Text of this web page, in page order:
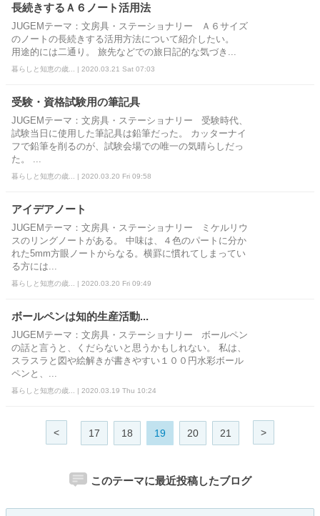
長続きするＡ６ノート活用法
JUGEMテーマ：文房具・ステーショナリー Ａ６サイズ
のノートの長続きする活用方法について紹介したい。
用途的には二通り。 旅先などでの旅日記的な気づき...
暮らしと知恵の歳... | 2020.03.21 Sat 07:03
受験・資格試験用の筆記具
JUGEMテーマ：文房具・ステーショナリー 受験時代、
試験当日に使用した筆記具は鉛筆だった。 カッターナイ
フで鉛筆を削るのが、試験会場での唯一の気晴らしだっ
た。 ...
暮らしと知恵の歳... | 2020.03.20 Fri 09:58
アイデアノート
JUGEMテーマ：文房具・ステーショナリー ミケルリウ
スのリングノートがある。 中味は、４色のパートに分か
れた5mm方眼ノートからなる。横罫に慣れてしまってい
る方には...
暮らしと知恵の歳... | 2020.03.20 Fri 09:49
ボールペンは知的生産活動...
JUGEMテーマ：文房具・ステーショナリー ボールペン
の話と言うと、くだらないと思うかもしれない。 私は、
スラスラと図や絵解きが書きやすい１００円水彩ボール
ペンと、...
暮らしと知恵の歳... | 2020.03.19 Thu 10:24
< 17 18 19 20 21 >
このテーマに最近投稿したブログ